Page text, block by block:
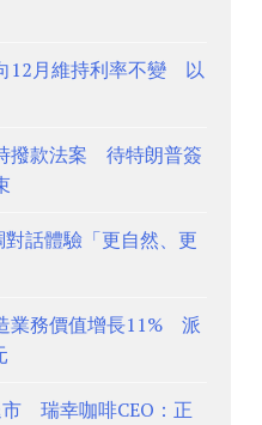
12月維持利率不變 以
撥款法案 待特朗普簽
話體驗「更自然、更
業務價值增長11% 派
瑞幸咖啡CEO：正